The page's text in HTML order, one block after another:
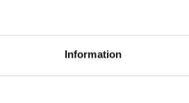
Information